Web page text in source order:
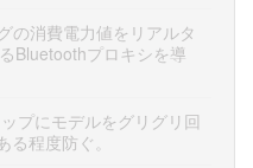
の消費電力値をリアルタ
Bluetoothプロキシを導
プにモデルをグリグリ回
程度防ぐ。